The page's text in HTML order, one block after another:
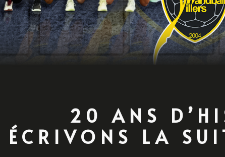
20 ANS
ÉCRIVONS LA